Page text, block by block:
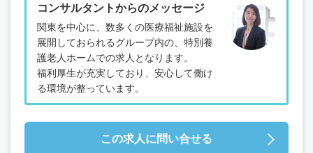
コンサルタントからのメッセージ
関東を中心に、数多くの医療福祉施設を
展開しておられるグループ内の、特別養
護老人ホームでの求人となります。
福利厚生が充実しており、安心して働け
る環境が整っています。
この求人に問い合せる